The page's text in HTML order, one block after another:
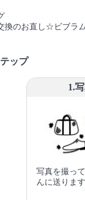
換のお直し☆ビブラ
ップ
1.
写真を撮っ
んに送ります